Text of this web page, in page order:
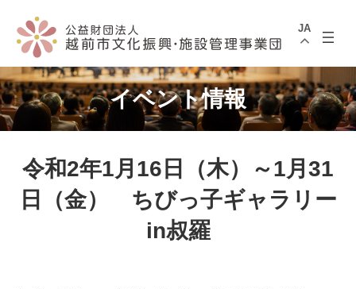
へ
ス
キ
ッ
プ
ョ
ン
に
移
動
JA
イベント情報
令和2年1月16日（木）～1月31
日（金） ちびっ子ギャラリー
in叔羅